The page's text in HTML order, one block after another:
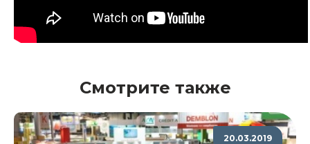
Смотрите также
20.03.2019